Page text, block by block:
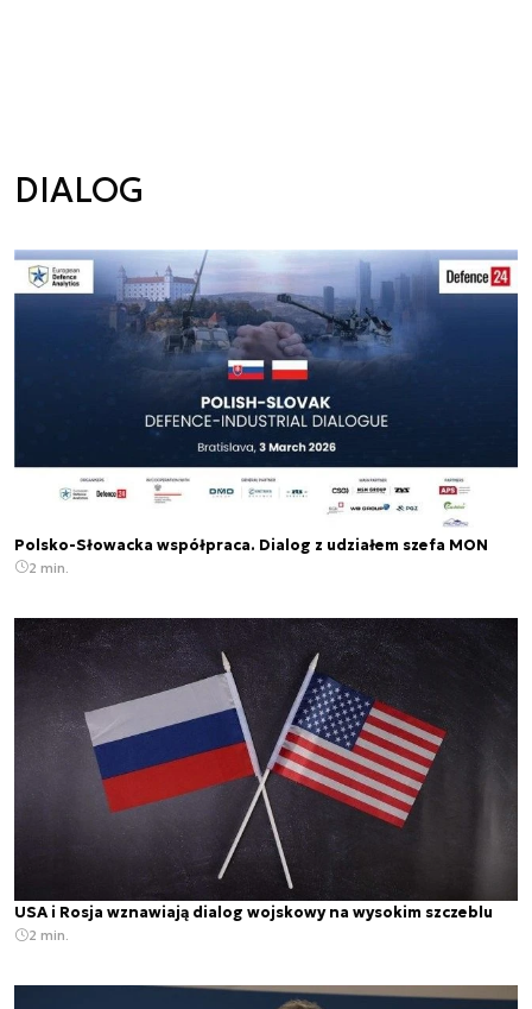
DIALOG
Polsko-Słowacka współpraca. Dialog z udziałem szefa MON
2 min.
USA i Rosja wznawiają dialog wojskowy na wysokim szczeblu
2 min.